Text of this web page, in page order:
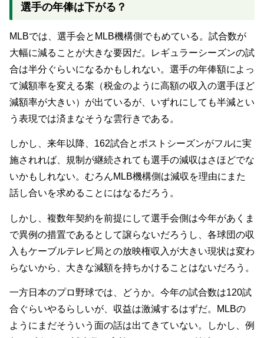
選手の年俸は下がる？
MLBでは、選手会とMLB機構側でもめている。試合数が
大幅に減ることが大きな要因だ。レギュラーシーズンの試
合は半分ぐらいになるかもしれない。選手の年俸額によっ
て減額率を変える案（税金のように高額の収入の選手ほど
減額率が大きい）が出ているが、いずれにしても半減とい
う表現では済まなそうな雲行きである。
しかし、来年以降、162試合とポストシーズンがフルに実
施されれば、規制が継続されても選手の減収はさほどでな
いかもしれない。むろんMLB機構側は減収を理由にまた
話し合いを求めることにはなるだろう。
しかし、複数年契約を前提にして選手会側は今年があくま
で異例の措置であるとして譲らないだろうし、各球団の収
入もケーブルテレビ局との放映権収入が大きい現状は変わ
らないから、大きな減額を持ちかけることはないだろう。
一方日本のプロ野球では、どうか。今年の試合数は120試
合ぐらいやるらしいが、収益は激減するはずだ。MLBの
ようにまだそういう面の話は出てきていない。しかし、例